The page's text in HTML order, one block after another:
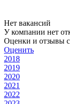
Нет вакансий
У компании нет
Оценки и отзывы
Оценить
2018
2019
2020
2021
2022